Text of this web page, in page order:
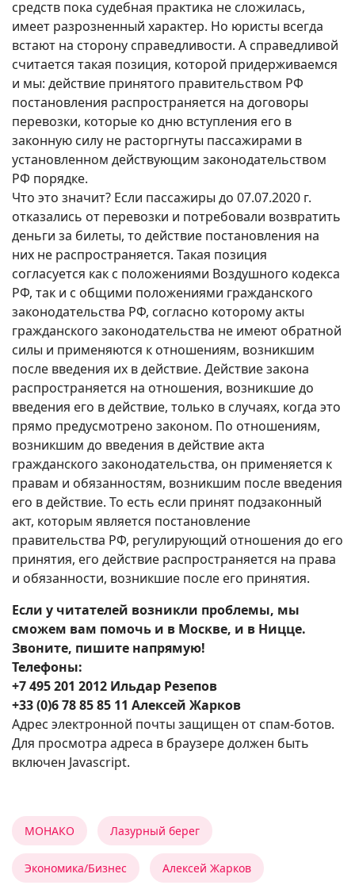
средств пока судебная практика не сложилась,
имеет разрозненный характер. Но юристы всегда
встают на сторону справедливости. А справедливой
считается такая позиция, которой придерживаемся
и мы: действие принятого правительством РФ
постановления распространяется на договоры
перевозки, которые ко дню вступления его в
законную силу не расторгнуты пассажирами в
установленном действующим законодательством
РФ порядке.
Что это значит? Если пассажиры до 07.07.2020 г.
отказались от перевозки и потребовали возвратить
деньги за билеты, то действие постановления на
них не распространяется. Такая позиция
согласуется как с положениями Воздушного кодекса
РФ, так и с общими положениями гражданского
законодательства РФ, согласно которому акты
гражданского законодательства не имеют обратной
силы и применяются к отношениям, возникшим
после введения их в действие. Действие закона
распространяется на отношения, возникшие до
введения его в действие, только в случаях, когда это
прямо предусмотрено законом. По отношениям,
возникшим до введения в действие акта
гражданского законодательства, он применяется к
правам и обязанностям, возникшим после введения
его в действие. То есть если принят подзаконный
акт, которым является постановление
правительства РФ, регулирующий отношения до его
принятия, его действие распространяется на права
и обязанности, возникшие после его принятия.
Если у читателей возникли проблемы, мы
сможем вам помочь и в Москве, и в Ницце.
Звоните, пишите напрямую!
Телефоны:
+7 495 201 2012 Ильдар Резепов
+33 (0)6 78 85 85 11 Алексей Жарков
Адрес электронной почты защищен от спам-ботов.
Для просмотра адреса в браузере должен быть
включен Javascript.
МОНАКО Лазурный берег
Экономика/Бизнес Алексей Жарков